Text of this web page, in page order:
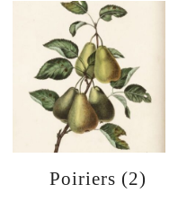
Poiriers (2)